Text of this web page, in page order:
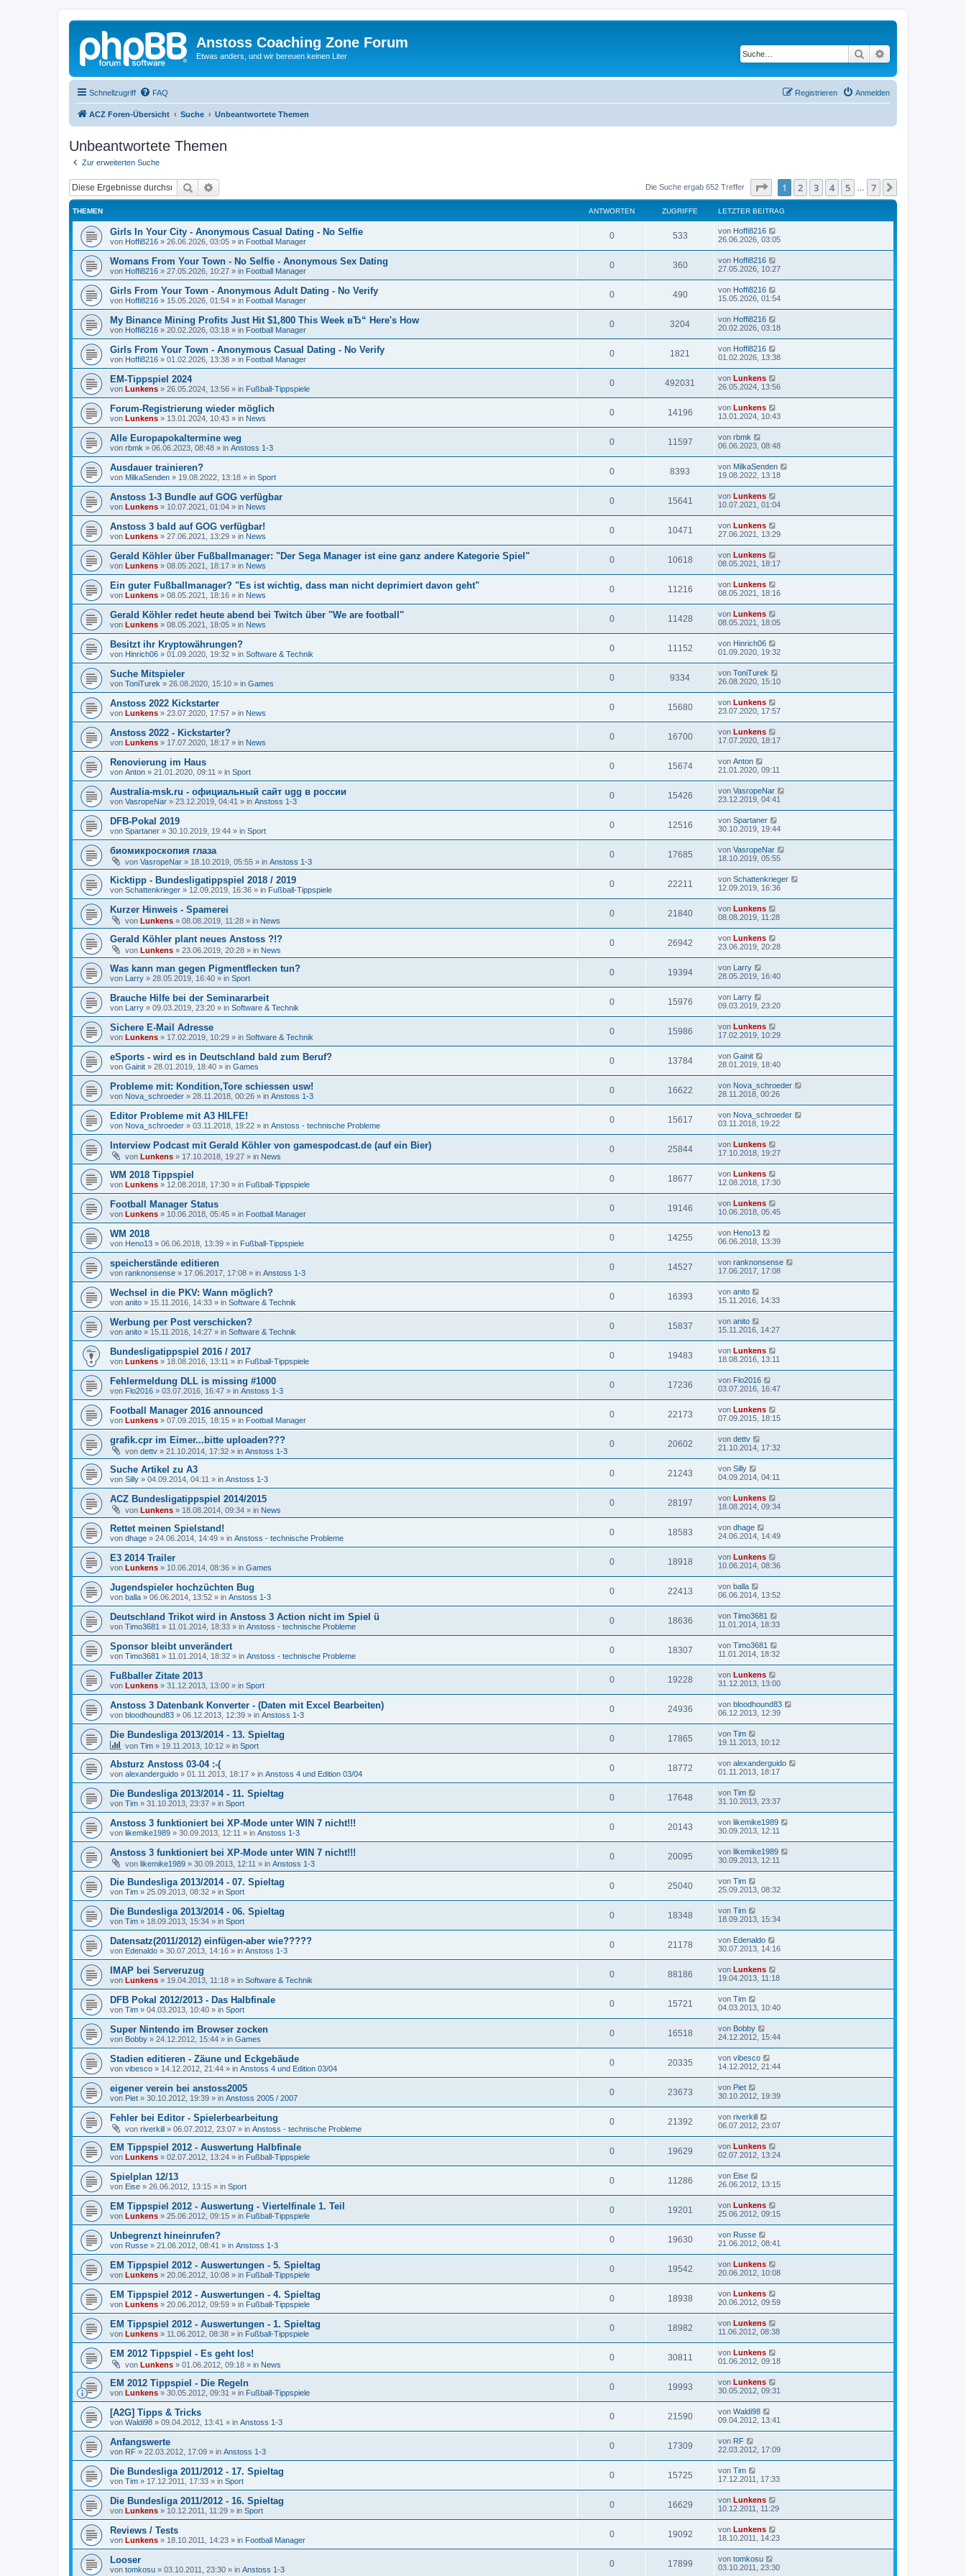
Anstoss Coaching Zone Forum
Etwas anders, und wir bereuen keinen Liter Suche
Schnellzugriff FAQ Anmelden
Registrieren
ACZ Foren-Übersicht Suche Unbeantwortete Themen
Unbeantwortete Themen
Zur erweiterten Suche
Suche Die Suche ergab 652 Treffer Seite von7
1 2 3 4 5 7
THEMEN ANTWORTEN ZUGRIFFE LETZTER BEITRAG
Girls In Your City - Anonymous Casual Dating - No Selfie
von Hoffi8216 » 26.06.2026, 03:05 » in Football Manager
0 533 von Hoffi8216
26.06.2026, 03:05
Womans From Your Town - No Selfie - Anonymous Sex Dating
von Hoffi8216 » 27.05.2026, 10:27 » in Football Manager
0 360 von Hoffi8216
27.05.2026, 10:27
Girls From Your Town - Anonymous Adult Dating - No Verify
von Hoffi8216 » 15.05.2026, 01:54 » in Football Manager
0 490 von Hoffi8216
15.05.2026, 01:54
My Binance Mining Profits Just Hit $1,800 This Week вЂ“ Here's How
von Hoffi8216 » 20.02.2026, 03:18 » in Football Manager
0 3204 von Hoffi8216
20.02.2026, 03:18
Girls From Your Town - Anonymous Casual Dating - No Verify
von Hoffi8216 » 01.02.2026, 13:38 » in Football Manager
0 1821 von Hoffi8216
01.02.2026, 13:38
EM-Tippspiel 2024
von Lunkens » 26.05.2024, 13:56 » in Fußball-Tippspiele
0 492031 von Lunkens
26.05.2024, 13:56
Forum-Registrierung wieder möglich
von Lunkens » 13.01.2024, 10:43 » in News
0 14196 von Lunkens
13.01.2024, 10:43
Alle Europapokaltermine weg
von rbmk » 06.06.2023, 08:48 » in Anstoss 1-3
0 11597 von rbmk
06.06.2023, 08:48
Ausdauer trainieren?
von MilkaSenden » 19.08.2022, 13:18 » in Sport
0 8393 von MilkaSenden
19.08.2022, 13:18
Anstoss 1-3 Bundle auf GOG verfügbar
von Lunkens » 10.07.2021, 01:04 » in News
0 15641 von Lunkens
10.07.2021, 01:04
Anstoss 3 bald auf GOG verfügbar!
von Lunkens » 27.06.2021, 13:29 » in News
0 10471 von Lunkens
27.06.2021, 13:29
Gerald Köhler über Fußballmanager: "Der Sega Manager ist eine ganz andere Kategorie Spiel"
von Lunkens » 08.05.2021, 18:17 » in News
0 10618 von Lunkens
08.05.2021, 18:17
Ein guter Fußballmanager? "Es ist wichtig, dass man nicht deprimiert davon geht"
von Lunkens » 08.05.2021, 18:16 » in News
0 11216 von Lunkens
08.05.2021, 18:16
Gerald Köhler redet heute abend bei Twitch über "We are football"
von Lunkens » 08.05.2021, 18:05 » in News
0 11428 von Lunkens
08.05.2021, 18:05
Besitzt ihr Kryptowährungen?
von Hinrich06 » 01.09.2020, 19:32 » in Software & Technik
0 11152 von Hinrich06
01.09.2020, 19:32
Suche Mitspieler
von ToniTurek » 26.08.2020, 15:10 » in Games
0 9334 von ToniTurek
26.08.2020, 15:10
Anstoss 2022 Kickstarter
von Lunkens » 23.07.2020, 17:57 » in News
0 15680 von Lunkens
23.07.2020, 17:57
Anstoss 2022 - Kickstarter?
von Lunkens » 17.07.2020, 18:17 » in News
0 16700 von Lunkens
17.07.2020, 18:17
Renovierung im Haus
von Anton » 21.01.2020, 09:11 » in Sport
0 15674 von Anton
21.01.2020, 09:11
Australia-msk.ru - официальный сайт ugg в россии
von VasropeNar » 23.12.2019, 04:41 » in Anstoss 1-3
0 15426 von VasropeNar
23.12.2019, 04:41
DFB-Pokal 2019
von Spartaner » 30.10.2019, 19:44 » in Sport
0 12516 von Spartaner
30.10.2019, 19:44
биомикроскопия глаза
von VasropeNar » 18.10.2019, 05:55 » in Anstoss 1-3
0 17685 von VasropeNar
18.10.2019, 05:55
Kicktipp - Bundesligatippspiel 2018 / 2019
von Schattenkrieger » 12.09.2019, 16:36 » in Fußball-Tippspiele
0 22211 von Schattenkrieger
12.09.2019, 16:36
Kurzer Hinweis - Spamerei
von Lunkens » 08.08.2019, 11:28 » in News
0 21840 von Lunkens
08.08.2019, 11:28
Gerald Köhler plant neues Anstoss ?!?
von Lunkens » 23.06.2019, 20:28 » in News
0 26942 von Lunkens
23.06.2019, 20:28
Was kann man gegen Pigmentflecken tun?
von Larry » 28.05.2019, 16:40 » in Sport
0 19394 von Larry
28.05.2019, 16:40
Brauche Hilfe bei der Seminararbeit
von Larry » 09.03.2019, 23:20 » in Software & Technik
0 15976 von Larry
09.03.2019, 23:20
Sichere E-Mail Adresse
von Lunkens » 17.02.2019, 10:29 » in Software & Technik
0 15986 von Lunkens
17.02.2019, 10:29
eSports - wird es in Deutschland bald zum Beruf?
von Gainit » 28.01.2019, 18:40 » in Games
0 13784 von Gainit
28.01.2019, 18:40
Probleme mit: Kondition,Tore schiessen usw!
von Nova_schroeder » 28.11.2018, 00:26 » in Anstoss 1-3
0 16622 von Nova_schroeder
28.11.2018, 00:26
Editor Probleme mit A3 HILFE!
von Nova_schroeder » 03.11.2018, 19:22 » in Anstoss - technische Probleme
0 15617 von Nova_schroeder
03.11.2018, 19:22
Interview Podcast mit Gerald Köhler von gamespodcast.de (auf ein Bier)
von Lunkens » 17.10.2018, 19:27 » in News
0 25844 von Lunkens
17.10.2018, 19:27
WM 2018 Tippspiel
von Lunkens » 12.08.2018, 17:30 » in Fußball-Tippspiele
0 18677 von Lunkens
12.08.2018, 17:30
Football Manager Status
von Lunkens » 10.06.2018, 05:45 » in Football Manager
0 19146 von Lunkens
10.06.2018, 05:45
WM 2018
von Heno13 » 06.06.2018, 13:39 » in Fußball-Tippspiele
0 14255 von Heno13
06.06.2018, 13:39
speicherstände editieren
von ranknonsense » 17.06.2017, 17:08 » in Anstoss 1-3
0 14527 von ranknonsense
17.06.2017, 17:08
Wechsel in die PKV: Wann möglich?
von anito » 15.11.2016, 14:33 » in Software & Technik
0 16393 von anito
15.11.2016, 14:33
Werbung per Post verschicken?
von anito » 15.11.2016, 14:27 » in Software & Technik
0 15837 von anito
15.11.2016, 14:27
Bundesligatippspiel 2016 / 2017
von Lunkens » 18.08.2016, 13:11 » in Fußball-Tippspiele
0 19483 von Lunkens
18.08.2016, 13:11
Fehlermeldung DLL is missing #1000
von Flo2016 » 03.07.2016, 16:47 » in Anstoss 1-3
0 17236 von Flo2016
03.07.2016, 16:47
Football Manager 2016 announced
von Lunkens » 07.09.2015, 18:15 » in Football Manager
0 22173 von Lunkens
07.09.2015, 18:15
grafik.cpr im Eimer...bitte uploaden???
von dettv » 21.10.2014, 17:32 » in Anstoss 1-3
0 20602 von dettv
21.10.2014, 17:32
Suche Artikel zu A3
von Silly » 04.09.2014, 04:11 » in Anstoss 1-3
0 21243 von Silly
04.09.2014, 04:11
ACZ Bundesligatippspiel 2014/2015
von Lunkens » 18.08.2014, 09:34 » in News
0 28197 von Lunkens
18.08.2014, 09:34
Rettet meinen Spielstand!
von dhage » 24.06.2014, 14:49 » in Anstoss - technische Probleme
0 18583 von dhage
24.06.2014, 14:49
E3 2014 Trailer
von Lunkens » 10.06.2014, 08:36 » in Games
0 18918 von Lunkens
10.06.2014, 08:36
Jugendspieler hochzüchten Bug
von balla » 06.06.2014, 13:52 » in Anstoss 1-3
0 22413 von balla
06.06.2014, 13:52
Deutschland Trikot wird in Anstoss 3 Action nicht im Spiel ü
von Timo3681 » 11.01.2014, 18:33 » in Anstoss - technische Probleme
0 18636 von Timo3681
11.01.2014, 18:33
Sponsor bleibt unverändert
von Timo3681 » 11.01.2014, 18:32 » in Anstoss - technische Probleme
0 18307 von Timo3681
11.01.2014, 18:32
Fußballer Zitate 2013
von Lunkens » 31.12.2013, 13:00 » in Sport
0 19228 von Lunkens
31.12.2013, 13:00
Anstoss 3 Datenbank Konverter - (Daten mit Excel Bearbeiten)
von bloodhound83 » 06.12.2013, 12:39 » in Anstoss 1-3
0 24936 von bloodhound83
06.12.2013, 12:39
Die Bundesliga 2013/2014 - 13. Spieltag
von Tim » 19.11.2013, 10:12 » in Sport
0 17865 von Tim
19.11.2013, 10:12
Absturz Anstoss 03-04 :-(
von alexanderguido » 01.11.2013, 18:17 » in Anstoss 4 und Edition 03/04
0 18772 von alexanderguido
01.11.2013, 18:17
Die Bundesliga 2013/2014 - 11. Spieltag
von Tim » 31.10.2013, 23:37 » in Sport
0 17648 von Tim
31.10.2013, 23:37
Anstoss 3 funktioniert bei XP-Mode unter WIN 7 nicht!!!
von likemike1989 » 30.09.2013, 12:11 » in Anstoss 1-3
0 20143 von likemike1989
30.09.2013, 12:11
Anstoss 3 funktioniert bei XP-Mode unter WIN 7 nicht!!!
von likemike1989 » 30.09.2013, 12:11 » in Anstoss 1-3
0 20095 von likemike1989
30.09.2013, 12:11
Die Bundesliga 2013/2014 - 07. Spieltag
von Tim » 25.09.2013, 08:32 » in Sport
0 25040 von Tim
25.09.2013, 08:32
Die Bundesliga 2013/2014 - 06. Spieltag
von Tim » 18.09.2013, 15:34 » in Sport
0 18348 von Tim
18.09.2013, 15:34
Datensatz(2011/2012) einfügen-aber wie?????
von Edenaldo » 30.07.2013, 14:16 » in Anstoss 1-3
0 21178 von Edenaldo
30.07.2013, 14:16
IMAP bei Serveruzug
von Lunkens » 19.04.2013, 11:18 » in Software & Technik
0 88186 von Lunkens
19.04.2013, 11:18
DFB Pokal 2012/2013 - Das Halbfinale
von Tim » 04.03.2013, 10:40 » in Sport
0 15721 von Tim
04.03.2013, 10:40
Super Nintendo im Browser zocken
von Bobby » 24.12.2012, 15:44 » in Games
0 16518 von Bobby
24.12.2012, 15:44
Stadien editieren - Zäune und Eckgebäude
von vibesco » 14.12.2012, 21:44 » in Anstoss 4 und Edition 03/04
0 20335 von vibesco
14.12.2012, 21:44
eigener verein bei anstoss2005
von Piet » 30.10.2012, 19:39 » in Anstoss 2005 / 2007
0 23673 von Piet
30.10.2012, 19:39
Fehler bei Editor - Spielerbearbeitung
von riverkill » 06.07.2012, 23:07 » in Anstoss - technische Probleme
0 21392 von riverkill
06.07.2012, 23:07
EM Tippspiel 2012 - Auswertung Halbfinale
von Lunkens » 02.07.2012, 13:24 » in Fußball-Tippspiele
0 19629 von Lunkens
02.07.2012, 13:24
Spielplan 12/13
von Eise » 26.06.2012, 13:15 » in Sport
0 11286 von Eise
26.06.2012, 13:15
EM Tippspiel 2012 - Auswertung - Viertelfinale 1. Teil
von Lunkens » 25.06.2012, 09:15 » in Fußball-Tippspiele
0 19201 von Lunkens
25.06.2012, 09:15
Unbegrenzt hineinrufen?
von Russe » 21.06.2012, 08:41 » in Anstoss 1-3
0 19630 von Russe
21.06.2012, 08:41
EM Tippspiel 2012 - Auswertungen - 5. Spieltag
von Lunkens » 20.06.2012, 10:08 » in Fußball-Tippspiele
0 19542 von Lunkens
20.06.2012, 10:08
EM Tippspiel 2012 - Auswertungen - 4. Spieltag
von Lunkens » 20.06.2012, 09:59 » in Fußball-Tippspiele
0 18938 von Lunkens
20.06.2012, 09:59
EM Tippspiel 2012 - Auswertungen - 1. Spieltag
von Lunkens » 11.06.2012, 08:38 » in Fußball-Tippspiele
0 18982 von Lunkens
11.06.2012, 08:38
EM 2012 Tippspiel - Es geht los!
von Lunkens » 01.06.2012, 09:18 » in News
0 30811 von Lunkens
01.06.2012, 09:18
EM 2012 Tippspiel - Die Regeln
von Lunkens » 30.05.2012, 09:31 » in Fußball-Tippspiele
0 19993 von Lunkens
30.05.2012, 09:31
[A2G] Tipps & Tricks
von Waldi98 » 09.04.2012, 13:41 » in Anstoss 1-3
0 21590 von Waldi98
09.04.2012, 13:41
Anfangswerte
von RF » 22.03.2012, 17:09 » in Anstoss 1-3
0 17309 von RF
22.03.2012, 17:09
Die Bundesliga 2011/2012 - 17. Spieltag
von Tim » 17.12.2011, 17:33 » in Sport
0 15725 von Tim
17.12.2011, 17:33
Die Bundesliga 2011/2012 - 16. Spieltag
von Lunkens » 10.12.2011, 11:29 » in Sport
0 16629 von Lunkens
10.12.2011, 11:29
Reviews / Tests
von Lunkens » 18.10.2011, 14:23 » in Football Manager
0 19092 von Lunkens
18.10.2011, 14:23
Looser
von tomkosu » 03.10.2011, 23:30 » in Anstoss 1-3
0 17899 von tomkosu
03.10.2011, 23:30